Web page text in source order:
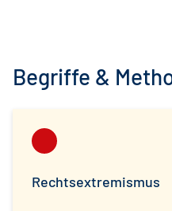
Begriffe &
Rechtsextremismus